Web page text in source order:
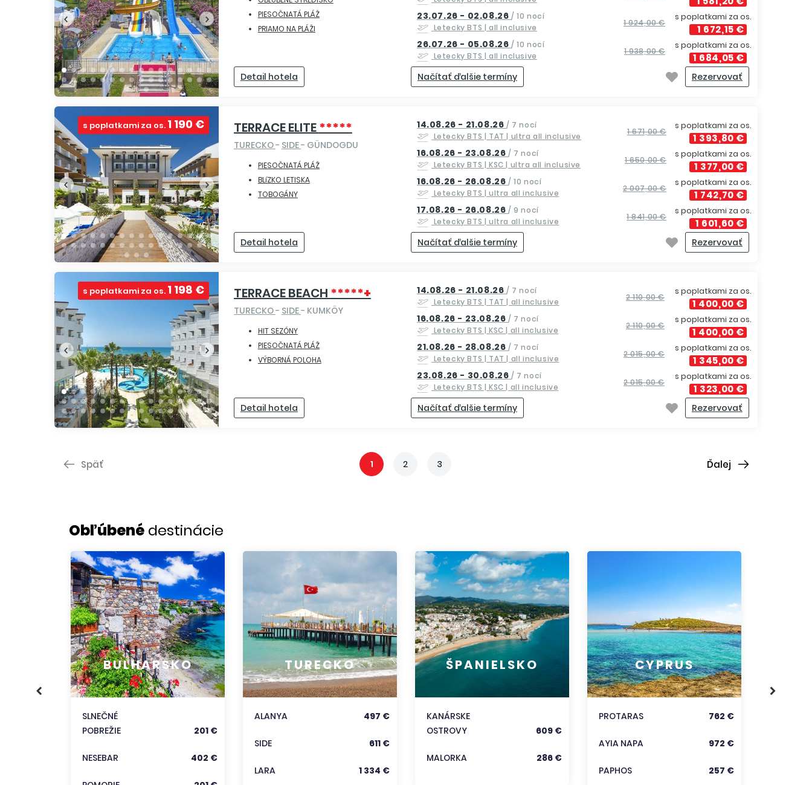
PIESOČNATÁ PLÁŽ
PRIAMO NA PLÁŽI
Detail hotela
23.07.26 - 02.08.26 / 10 nocí
Letecky BTS | all inclusive 1 924,00 €
s poplatkami za os.
1 672,15 €
26.07.26 - 05.08.26 / 10 nocí
Letecky BTS | all inclusive 1 938,00 €
s poplatkami za os.
1 684,05 €
Načítať ďalšie termíny Rezervovať
TERRACE ELITE*****
TURECKO- SIDE- GÜNDOGDU
s poplatkami za os. 1 190 €
PIESOČNATÁ PLÁŽ
BLíZKO LETISKA
TOBOGÁNY
Detail hotela
14.08.26 - 21.08.26 / 7 nocí
Letecky BTS | TAT| ultra all inclusive 1 671,00 €
s poplatkami za os.
1 393,80 €
16.08.26 - 23.08.26 / 7 nocí
Letecky BTS | KSC| ultra all inclusive 1 650,00 €
s poplatkami za os.
1 377,00 €
16.08.26 - 26.08.26 / 10 nocí
Letecky BTS | ultra all inclusive 2 007,00 €
s poplatkami za os.
1 742,70 €
17.08.26 - 26.08.26 / 9 nocí
Letecky BTS | ultra all inclusive 1 841,00 €
s poplatkami za os.
1 601,60 €
Načítať ďalšie termíny Rezervovať
TERRACE BEACH *****+
TURECKO- SIDE- KUMKÖY
s poplatkami za os. 1 198 €
HIT SEZÓNY
PIESOČNATÁ PLÁŽ
VÝBORNÁ POLOHA
Detail hotela
14.08.26 - 21.08.26 / 7 nocí
Letecky BTS | TAT| all inclusive 2 110,00 €
s poplatkami za os.
1 400,00 €
16.08.26 - 23.08.26 / 7 nocí
Letecky BTS | KSC| all inclusive 2 110,00 €
s poplatkami za os.
1 400,00 €
21.08.26 - 28.08.26 / 7 nocí
Letecky BTS | TAT| all inclusive 2 015,00 €
s poplatkami za os.
1 345,00 €
23.08.26 - 30.08.26 / 7 nocí
Letecky BTS | KSC| all inclusive 2 015,00 €
s poplatkami za os.
1 323,00 €
Načítať ďalšie termíny Rezervovať
Späť 1 2 3 Ďalej
Obľúbené destinácie
BULHARSKO
SLNEČNÉ
POBREŽIE
201 €
NESEBAR 402 €
TURECKO
ALANYA 497 €
SIDE 611 €
LARA 1 334 €
ŠPANIELSKO
KANÁRSKE
OSTROVY
609 €
MALORKA 286 €
CYPRUS
PROTARAS 762 €
AYIA NAPA 972 €
PAPHOS 257 €